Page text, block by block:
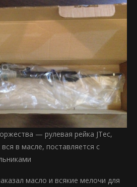
— рулевая рейка JTec,
в масле, поставляется с
масло и всякие мелочи для